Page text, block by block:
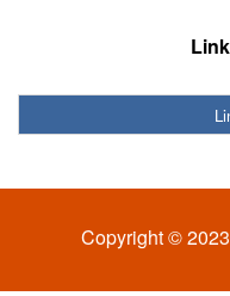
Copyright ©